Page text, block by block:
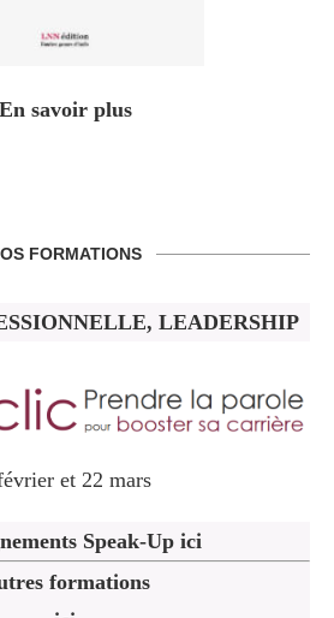
En savoir plus
FORMATIONS
LEADERSHIP
et 22 mars
Speak-Up ici
formations